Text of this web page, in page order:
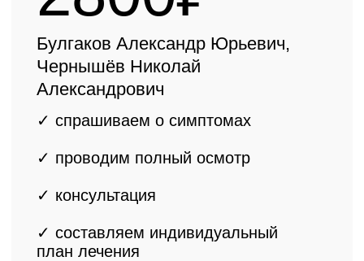
ЗАПИСАТЬСЯ БЕСПЛАТНО
Для жителей Краснодара доступна
первичная онлайн консультация
Важная информация
план лечения
ОНЛАЙН КОНСУЛЬТАЦИЯ БЕСПЛАТНО